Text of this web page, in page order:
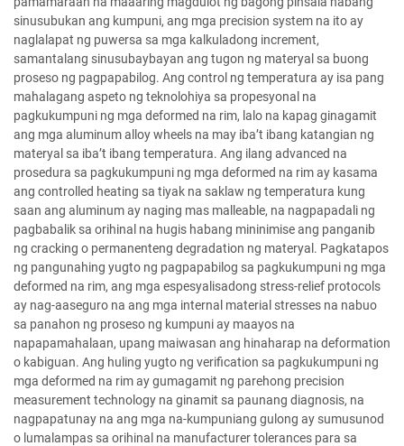
sinusubukan ang kumpuni, ang mga precision system na ito ay
naglalapat ng puwersa sa mga kalkuladong increment,
samantalang sinusubaybayan ang tugon ng materyal sa buong
proseso ng pagpapabilog. Ang control ng temperatura ay isa pang
mahalagang aspeto ng teknolohiya sa propesyonal na
pagkukumpuni ng mga deformed na rim, lalo na kapag ginagamit
ang mga aluminum alloy wheels na may iba’t ibang katangian ng
materyal sa iba’t ibang temperatura. Ang ilang advanced na
prosedura sa pagkukumpuni ng mga deformed na rim ay kasama
ang controlled heating sa tiyak na saklaw ng temperatura kung
saan ang aluminum ay naging mas malleable, na nagpapadali ng
pagbabalik sa orihinal na hugis habang mininimise ang panganib
ng cracking o permanenteng degradation ng materyal. Pagkatapos
ng pangunahing yugto ng pagpapabilog sa pagkukumpuni ng mga
deformed na rim, ang mga espesyalisadong stress-relief protocols
ay nag-aaseguro na ang mga internal material stresses na nabuo
sa panahon ng proseso ng kumpuni ay maayos na
napapamahalaan, upang maiwasan ang hinaharap na deformation
o kabiguan. Ang huling yugto ng verification sa pagkukumpuni ng
mga deformed na rim ay gumagamit ng parehong precision
measurement technology na ginamit sa paunang diagnosis, na
nagpapatunay na ang mga na-kumpuniang gulong ay sumusunod
o lumalampas sa orihinal na manufacturer tolerances para sa